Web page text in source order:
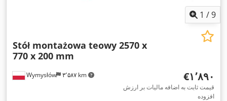
1 /9
Wymysłów ۳٬۵۸۷ km
Stół montażowa teowy 2570 x
770 x 200 mm
‎€۱٬۸۹۰
قیمت ثابت به اضافه مالیات بر ارزش
افزوده